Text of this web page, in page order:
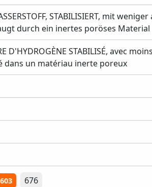
STABILISIERT, mit
durch ein inertes poröses Material
D'HYDROGÈNE STABILISÉ, avec
dans un matériau inerte poreux
603 676